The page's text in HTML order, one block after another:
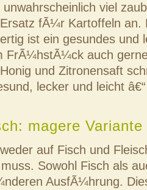
viel
fÃ¼r Kartoffeln an.
ist ein gesundes und
FrÃ¼hstÃ¼ck auch
und Zitronensaft
lecker und leicht
magere Variante
auf Fisch und
Sowohl Fisch als
AusfÃ¼hrung.